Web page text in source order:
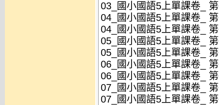
03_國小國語5上單課卷_
04_國小國語5上單課卷_
04_國小國語5上單課卷_
05_國小國語5上單課卷_
05_國小國語5上單課卷_
06_國小國語5上單課卷_
06_國小國語5上單課卷_
07_國小國語5上單課卷_
07_國小國語5上單課卷_